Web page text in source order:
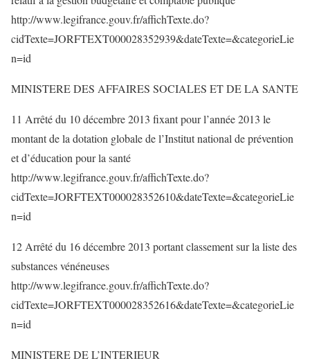
http://www.legifrance.gouv.fr/affichTexte.do?
cidTexte=JORFTEXT000028352939&dateTexte=&categorieLie
n=id
MINISTERE DES AFFAIRES SOCIALES ET DE LA SANTE
11 Arrêté du 10 décembre 2013 fixant pour l’année 2013 le
montant de la dotation globale de l’Institut national de prévention
et d’éducation pour la santé
http://www.legifrance.gouv.fr/affichTexte.do?
cidTexte=JORFTEXT000028352610&dateTexte=&categorieLie
n=id
12 Arrêté du 16 décembre 2013 portant classement sur la liste des
substances vénéneuses
http://www.legifrance.gouv.fr/affichTexte.do?
cidTexte=JORFTEXT000028352616&dateTexte=&categorieLie
n=id
MINISTERE DE L’INTERIEUR